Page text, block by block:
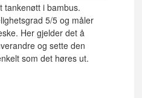
tankenøtt i bambus.
5/5 og måler
Her gjelder det å
og sette den
som det høres ut.